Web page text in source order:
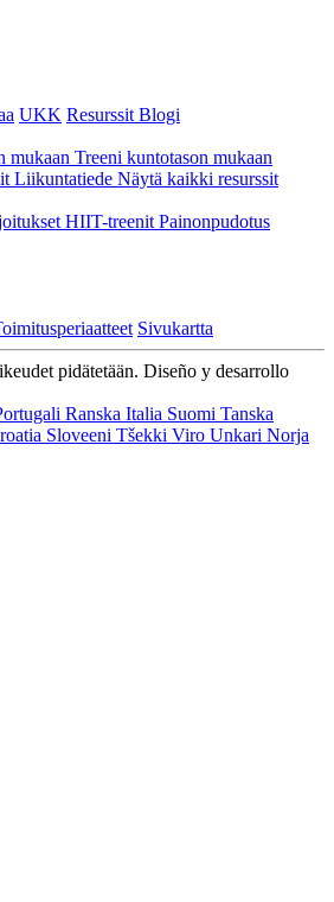
UKK Resurssit Blogi
mukaan Treeni kuntotason mukaan
Liikuntatiede Näytä kaikki resurssit
HIIT-treenit Painonpudotus
Sivukartta
pidätetään. Diseño y desarrollo
Ranska Italia Suomi Tanska
Sloveeni Tšekki Viro Unkari Norja